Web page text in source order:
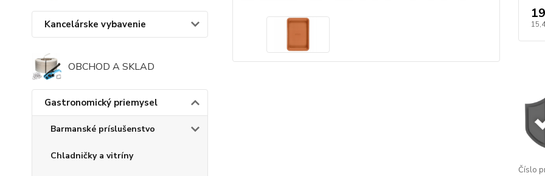
Kancelárske vybavenie
OBCHOD A SKLAD
Gastronomický priemysel
Barmanské príslušenstvo
Chladničky a vitríny
Číslo